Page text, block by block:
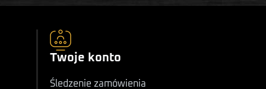
Twoje konto
Śledzenie zamówienia